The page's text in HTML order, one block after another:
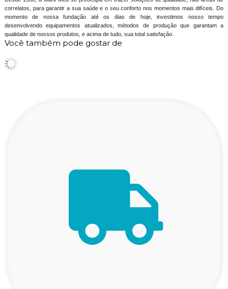
correlatos, para garantir a sua saúde e o seu conforto nos momentos mais difíceis. Do
momento de nossa fundação até os dias de hoje, investimos nosso tempo
desenvolvendo equipamentos atualizados, métodos de produção que garantam a
qualidade de nossos produtos, e acima de tudo, sua total satisfação.
Você também pode gostar de